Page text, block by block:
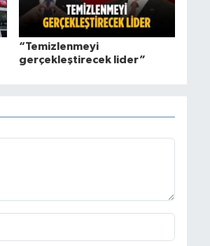
“Temizlenmeyi
gerçekleştirecek lider”